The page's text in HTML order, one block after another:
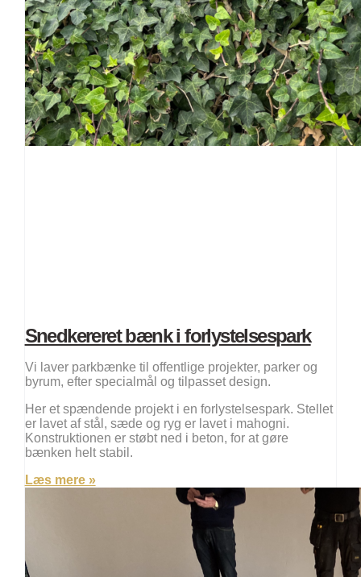
Snedkereret bænk i forlystelsespark
Vi laver parkbænke til offentlige projekter, parker og
byrum, efter specialmål og tilpasset design.
Her et spændende projekt i en forlystelsespark. Stellet
er lavet af stål, sæde og ryg er lavet i mahogni.
Konstruktionen er støbt ned i beton, for at gøre
bænken helt stabil.
Læs mere »